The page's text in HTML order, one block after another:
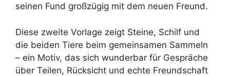
seinen Fund großzügig mit dem neuen Freund.
Diese zweite Vorlage zeigt Steine, Schilf und
die beiden Tiere beim gemeinsamen Sammeln
– ein Motiv, das sich wunderbar für Gespräche
über Teilen, Rücksicht und echte Freundschaft